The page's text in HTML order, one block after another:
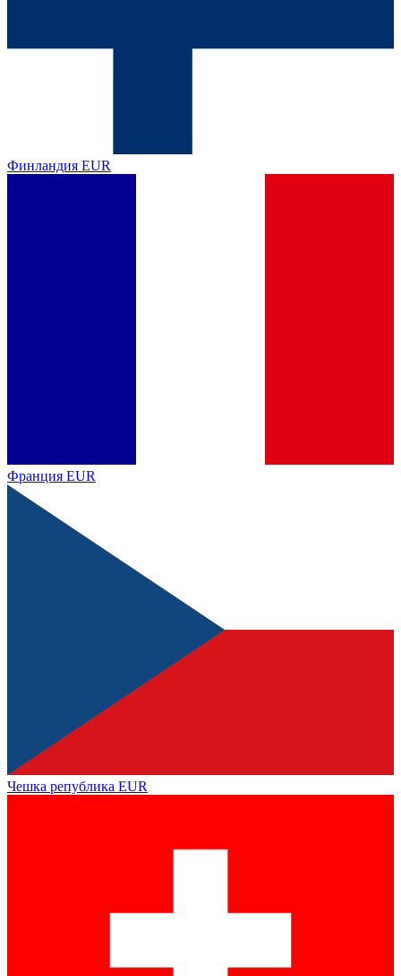
Финландия EUR
Франция EUR
Чешка република EUR